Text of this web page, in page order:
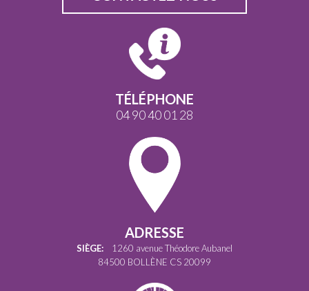
TÉLÉPHONE
04 90 40 01 28
ADRESSE
SIÈGE: 1260 avenue Théodore Aubanel
84500 BOLLÈNE CS 20099